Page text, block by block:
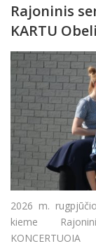
Rajoninis
KARTU
2026 m.
kieme